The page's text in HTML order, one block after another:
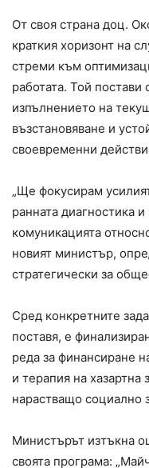
От своя страна доц.
краткия хоризонт на
стреми към
работата. Той
изпълнението на
възстановяване и
своевременни
„Ще фокусирам
ранната диагностика
комуникацията
новият министър,
стратегически за
Сред конкретните
поставя, е
реда за финансиране
и терапия на
нарастващо социално
Министърът изтъкна
своята програма: